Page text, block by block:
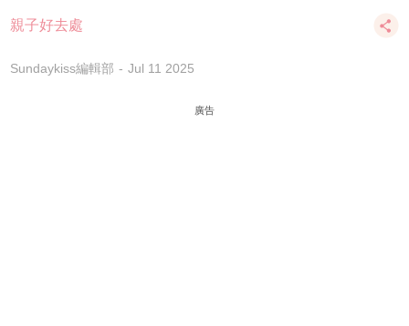
親子好去處
Sundaykiss編輯部 Jul 11 2025
廣告